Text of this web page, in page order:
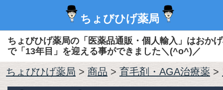
ちょびひげ薬局
ちょびひげ薬局の「医薬品通販・個人輸入」はおか
で「13年目」を迎える事ができました＼(^o^)／
ちょびひげ薬局 > 商品 > 育毛剤・AGA治療薬 >